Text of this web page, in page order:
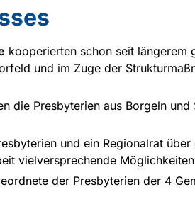
kooperierten schon seit längerem
und im Zuge der
die Presbyterien aus Borgeln
und ein Regionalrat
vielversprechende
der Presbyterien der 4